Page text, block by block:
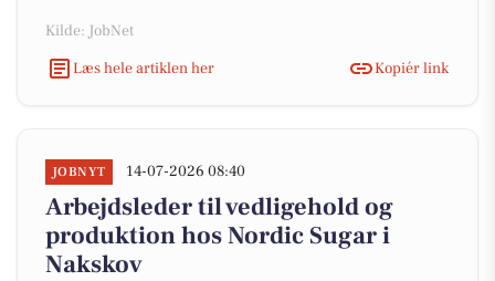
Kilde: JobNet
Læs hele artiklen her
Kopiér link
JOBNYT 14-07-2026 08:40
Arbejdsleder til vedligehold og
produktion hos Nordic Sugar i
Nakskov